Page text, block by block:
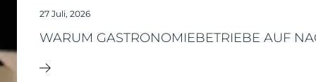
27 Juli, 2026
WARUM GASTRONOMIEBETRIEBE AUF